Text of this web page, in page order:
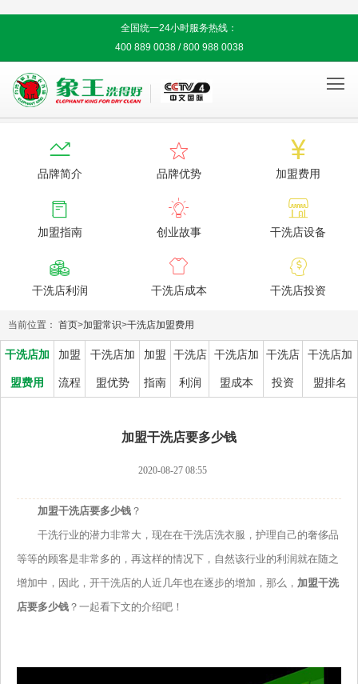
全国统一24小时服务热线：
400 889 0038 / 800 988 0038


品牌简介

品牌优势

加盟费用

加盟指南

创业故事

干洗店设备

干洗店利润

干洗店成本

干洗店投资
当前位置： 首页>加盟常识>干洗店加盟费用
干洗店加
盟费用
加盟
流程
干洗店加
盟优势
加盟
指南
干洗店
利润
干洗店加
盟成本
干洗店
投资
干洗店加
盟排名
加盟干洗店要多少钱
2020-08-27 08:55
加盟干洗店要多少钱 ？
干洗行业的潜力非常大，现在在干洗店洗衣服，护理自己的奢侈品
等等的顾客是非常多的，再这样的情况下，自然该行业的利润就在随之
增加中，因此，开干洗店的人近几年也在逐步的增加，那么， 加盟干洗
店要多少钱 ？一起看下文的介绍吧！